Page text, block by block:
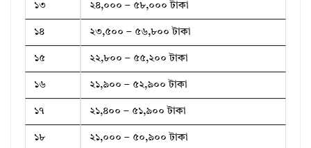
১৩ ২৪,০০০ – ৫৮,০০০ টাকা
১৪ ২৩,৫০০ – ৫৬,৮০০ টাকা
১৫ ২২,৮০০ – ৫৫,২০০ টাকা
১৬ ২১,৯০০ – ৫২,৯০০ টাকা
১৭ ২১,৪০০ – ৫১,৯০০ টাকা
১৮ ২১,০০০ – ৫০,৯০০ টাকা